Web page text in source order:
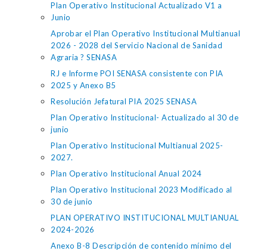
Plan Operativo Institucional Actualizado V1 a
Junio
Aprobar el Plan Operativo Institucional Multianual
2026 - 2028 del Servicio Nacional de Sanidad
Agraria ? SENASA
RJ e Informe POI SENASA consistente con PIA
2025 y Anexo B5
Resolución Jefatural PIA 2025 SENASA
Plan Operativo Institucional- Actualizado al 30 de
junio
Plan Operativo Institucional Multianual 2025-
2027.
Plan Operativo Institucional Anual 2024
Plan Operativo Institucional 2023 Modificado al
30 de junio
PLAN OPERATIVO INSTITUCIONAL MULTIANUAL
2024-2026
Anexo B-8 Descripción de contenido mínimo del